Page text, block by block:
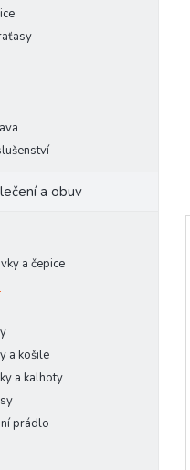
a obuv
a čepice
a košile
a kalhoty
prádlo